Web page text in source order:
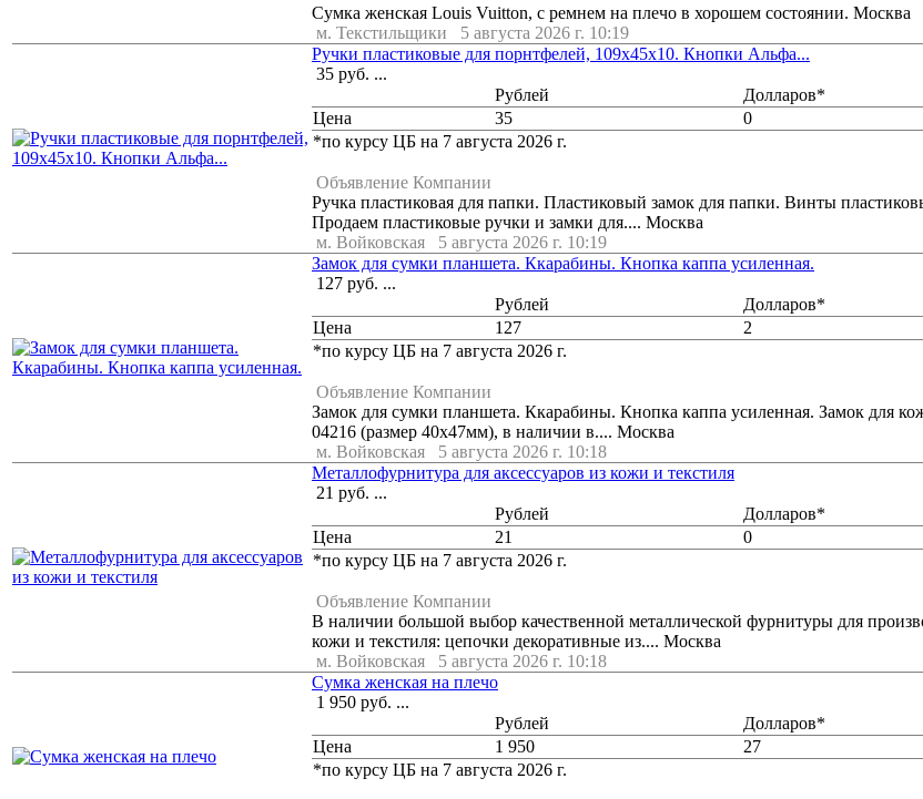
Сумка женская Louis Vuitton, с ремнем на плечо в хорошем состоянии. Москва
м. Текстильщики
5 августа 2026 г. 10:19
Ручки пластиковые для порнтфелей, 109х45х10. Кнопки Альфа...
35 руб. ...
Рублей
Долларов*
Цена
35
0
*по курсу ЦБ на 7 августа 2026 г.
Объявление Компании
Ручка пластиковая для папки. Пластиковый замок для папки. Винты
Продаем пластиковые ручки и замки для.... Москва
м. Войковская
5 августа 2026 г. 10:19
Замок для сумки планшета. Ккарабины. Кнопка каппа усиленная.
127 руб. ...
Рублей
Долларов*
Цена
127
2
*по курсу ЦБ на 7 августа 2026 г.
Объявление Компании
Замок для сумки планшета. Ккарабины. Кнопка каппа усиленная. Замок для
04216 (размер 40х47мм), в наличии в.... Москва
м. Войковская
5 августа 2026 г. 10:18
Металлофурнитура для аксессуаров из кожи и текстиля
21 руб. ...
Рублей
Долларов*
Цена
21
0
*по курсу ЦБ на 7 августа 2026 г.
Объявление Компании
В наличии большой выбор качественной металлической фурнитуры для
кожи и текстиля: цепочки декоративные из.... Москва
м. Войковская
5 августа 2026 г. 10:18
Сумка женская на плечо
1 950 руб. ...
Рублей
Долларов*
Цена
1 950
27
*по курсу ЦБ на 7 августа 2026 г.